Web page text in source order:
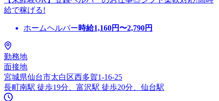
給で稼げる!
ホームヘルパー時給1,160円〜2,790円
勤務地
面接地
宮城県仙台市太白区西多賀1-16-25
長町南駅 徒歩19分、富沢駅 徒歩20分、仙台駅